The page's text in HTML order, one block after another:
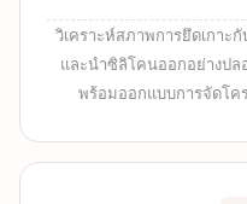
วิเคราะห์สภาพการยึดเกา
และนำซิลิโคนออกอย่างปล
พร้อมออกแบบการจัดโค